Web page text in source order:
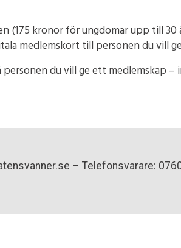
kronor för ungdomar upp till
medlemskort till personen du vill
du vill ge ett medlemskap –
– Telefonsvarare: